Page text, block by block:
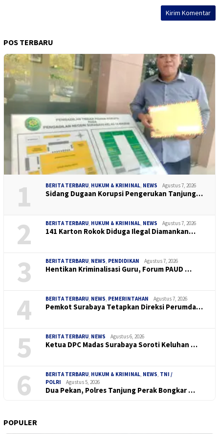
POS TERBARU
1 BERITA TERBARU, HUKUM & KRIMINAL, NEWS Agustus 7, 2026
Sidang Dugaan Korupsi Pengerukan Tanjung…
2 BERITA TERBARU, HUKUM & KRIMINAL, NEWS Agustus 7, 2026
141 Karton Rokok Diduga Ilegal Diamankan…
3 BERITA TERBARU, NEWS, PENDIDIKAN Agustus 7, 2026
Hentikan Kriminalisasi Guru, Forum PAUD …
4 BERITA TERBARU, NEWS, PEMERINTAHAN Agustus 7, 2026
Pemkot Surabaya Tetapkan Direksi Perumda…
5 BERITA TERBARU, NEWS Agustus 6, 2026
Ketua DPC Madas Surabaya Soroti Keluhan …
6 BERITA TERBARU, HUKUM & KRIMINAL, NEWS, TNI /
POLRI
Agustus 5, 2026
Dua Pekan, Polres Tanjung Perak Bongkar …
POPULER